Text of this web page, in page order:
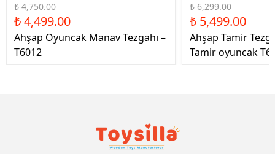
₺ 4,750.00
₺ 4,499.00
Ahşap Oyuncak Manav Tezgahı –
T6012
₺ 6,299.00
₺ 5,499.00
Ahşap Tamir
Tamir oyuncak